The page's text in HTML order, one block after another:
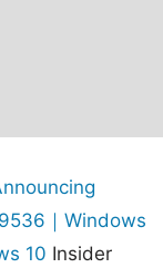
｜Windows
10 Insider